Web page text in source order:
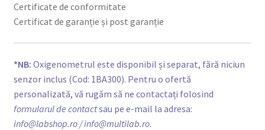
Certificate de conformitate
Certificat de garanție și post garanție
*NB: Oxigenometrul este disponibil și separat, fără niciun
senzor inclus (Cod: 1BA300). Pentru o ofertă
personalizată, vă rugăm să ne contactați folosind
formularul de contactsau pe e-mail la adresa:
info@labshop.ro/ info@multilab.ro.